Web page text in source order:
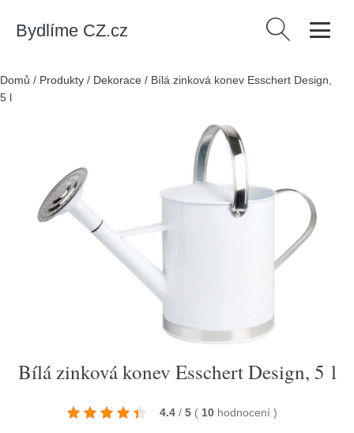
Bydlíme CZ.cz Vyhledávání
Domů / Produkty / Dekorace / Bílá zinková konev Esschert Design,
5 l
Bílá zinková konev Esschert Design, 5 l
4.4 / 5 ( 10 hodnocení )